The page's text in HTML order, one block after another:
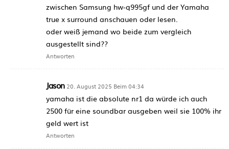
zwischen Samsung hw-q995gf und der Yamaha
true x surround anschauen oder lesen.
oder weiß jemand wo beide zum vergleich
ausgestellt sind??
Antworten
Jason 20. August 2025 Beim 04:34
yamaha ist die absolute nr1 da würde ich auch
2500 für eine soundbar ausgeben weil sie 100% ihr
geld wert ist
Antworten